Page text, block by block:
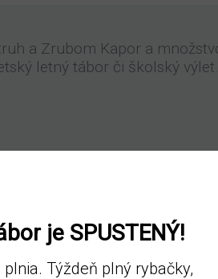
a Zrubom Kapor a
letný tábor či školský výlet.
je SPUSTENÝ!
Týždeň plný rybačky,